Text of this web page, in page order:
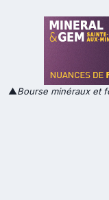
▲Bourse minéraux et